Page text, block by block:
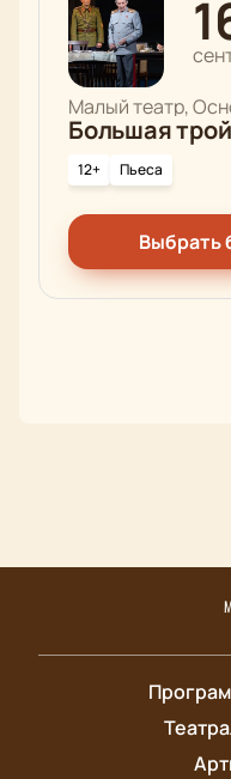
Малый театр,
Большая
12+ Пьеса
Выбрать